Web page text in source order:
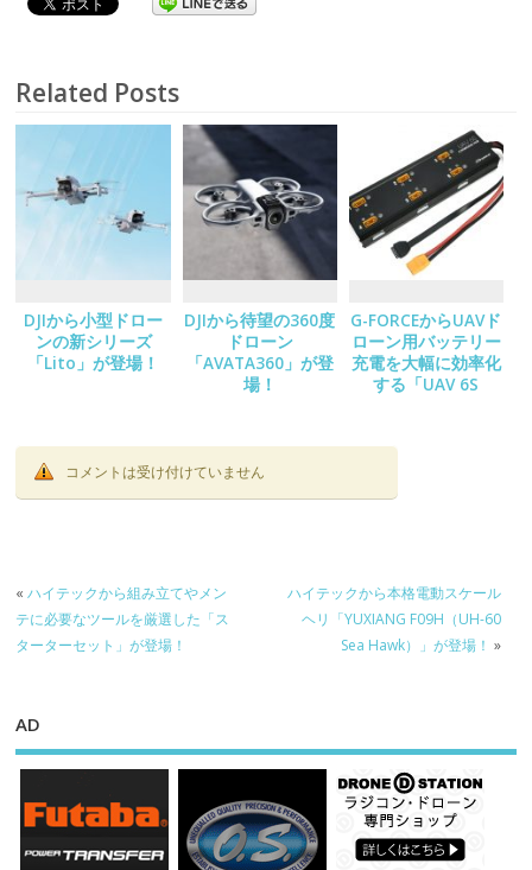
Related Posts
DJIから小型ドロー
ンの新シリーズ
「Lito」が登場！
DJIから待望の360度
ドローン
「AVATA360」が登
場！
G-FORCEからUAVド
ローン用バッテリー
充電を大幅に効率化
する「UAV 6S
コメントは受け付けていません
«ハイテックから組み立てやメン
テに必要なツールを厳選した「ス
ターターセット」が登場！
ハイテックから本格電動スケール
ヘリ「YUXIANG F09H（UH-60
Sea Hawk）」が登場！ »
AD